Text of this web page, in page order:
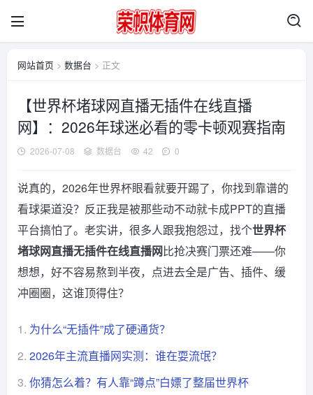
网站首页 > 数据台 > 正文
【世界杯堵球网直播无插件在线直播
网】：2026年球迷必看的零卡顿观赛指南
2026-07-08 数据台 42 0
说真的，2026年世界杯眼看就要开踢了，你找到靠谱的
看球渠道没？反正我是被那些动不动就卡成PPT的直播
平台搞怕了。老实讲，很多人跟我抱怨过，找个世界杯
堵球网直播无插件在线直播网比抢决赛门票还难——你
想想，好不容易熬到半夜，点进去全是广告、插件、缓
冲圈圈，这谁顶得住？
1. 为什么“无插件”成了硬通货？
2. 2026年主流直播网实测：谁在耍流氓？
3. 你猜怎么着？有人靠“蹲点”白嫖了整届世界杯